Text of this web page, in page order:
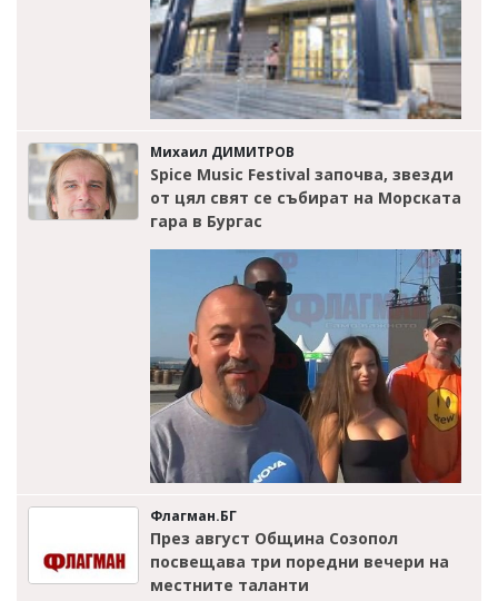
Михаил ДИМИТРОВ
Spice Music Festival започва, звезди
от цял свят се събират на Морската
гара в Бургас
Флагман.БГ
През август Община Созопол
посвещава три поредни вечери на
местните таланти